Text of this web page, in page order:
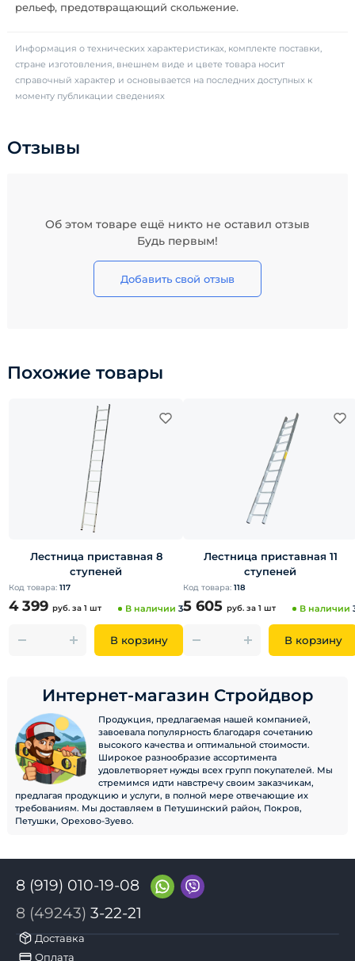
рельеф, предотвращающий скольжение.
Информация о технических характеристиках, комплекте поставки,
стране изготовления, внешнем виде и цвете товара носит
справочный характер и основывается на последних доступных к
моменту публикации сведениях
Отзывы
Об этом товаре ещё никто не оставил отзыв
Будь первым!
Добавить свой отзыв
Похожие товары
Лестница приставная 8
ступеней
Код товара: 117
4 399 руб. за 1 шт В наличии 3
В корзину
Лестница приставная 11
ступеней
Код товара: 118
5 605 руб. за 1 шт В наличии
В корзину
Интернет-магазин Стройдвор
Продукция, предлагаемая нашей компанией,
завоевала популярность благодаря сочетанию
высокого качества и оптимальной стоимости.
Широкое разнообразие ассортимента
удовлетворяет нужды всех групп покупателей. Мы
стремимся идти навстречу своим заказчикам,
предлагая продукцию и услуги, в полной мере отвечающие их
требованиям. Мы доставляем в Петушинский район, Покров,
Петушки, Орехово-Зуево.
8 (919) 010-19-08
8 (49243) 3-22-21
Доставка
Оплата